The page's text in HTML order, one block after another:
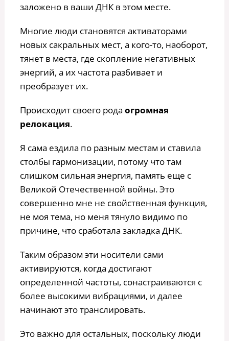
заложено в ваши ДНК в этом месте.
Многие люди становятся активаторами
новых сакральных мест, а кого-то, наоборот,
тянет в места, где скопление негативных
энергий, а их частота разбивает и
преобразует их.
Происходит своего рода огромная
релокация.
Я сама ездила по разным местам и ставила
столбы гармонизации, потому что там
слишком сильная энергия, память еще с
Великой Отечественной войны. Это
совершенно мне не свойственная функция,
не моя тема, но меня тянуло видимо по
причине, что сработала закладка ДНК.
Таким образом эти носители сами
активируются, когда достигают
определенной частоты, сонастраиваются с
более высокими вибрациями, и далее
начинают это транслировать.
Это важно для остальных, поскольку люди